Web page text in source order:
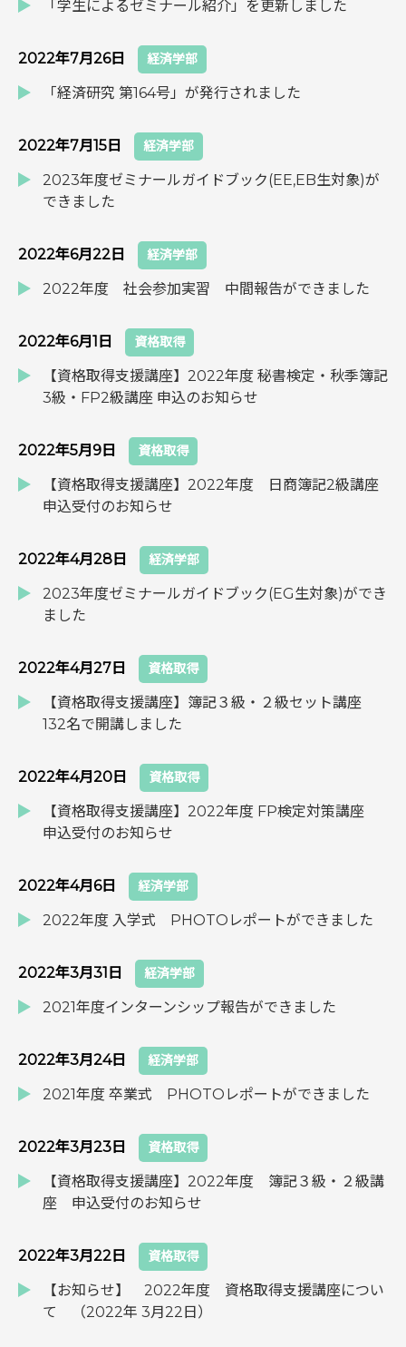
「学生によるゼミナール紹介」を更新しました
2022年7月26日 経済学部
「経済研究 第164号」が発行されました
2022年7月15日 経済学部
2023年度ゼミナールガイドブック(EE,EB生対象)が
できました
2022年6月22日 経済学部
2022年度 社会参加実習 中間報告ができました
2022年6月1日 資格取得
【資格取得支援講座】2022年度 秘書検定・秋季簿記
3級・FP2級講座 申込のお知らせ
2022年5月9日 資格取得
【資格取得支援講座】2022年度 日商簿記2級講座
申込受付のお知らせ
2022年4月28日 経済学部
2023年度ゼミナールガイドブック(EG生対象)ができ
ました
2022年4月27日 資格取得
【資格取得支援講座】簿記３級・２級セット講座
132名で開講しました
2022年4月20日 資格取得
【資格取得支援講座】2022年度 FP検定対策講座
申込受付のお知らせ
2022年4月6日 経済学部
2022年度 入学式 PHOTOレポートができました
2022年3月31日 経済学部
2021年度インターンシップ報告ができました
2022年3月24日 経済学部
2021年度 卒業式 PHOTOレポートができました
2022年3月23日 資格取得
【資格取得支援講座】2022年度 簿記３級・２級講
座 申込受付のお知らせ
2022年3月22日 資格取得
【お知らせ】 2022年度 資格取得支援講座につい
て （2022年 3月22日）